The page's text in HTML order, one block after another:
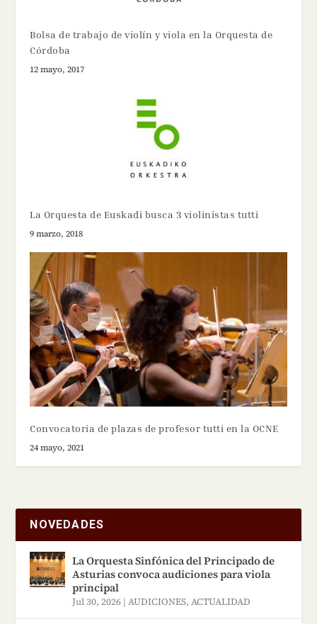
Bolsa de trabajo de violín y viola en la Orquesta de
Córdoba
12 mayo, 2017
La Orquesta de Euskadi busca 3 violinistas tutti
9 marzo, 2018
Convocatoria de plazas de profesor tutti en la OCNE
24 mayo, 2021
NOVEDADES
La Orquesta Sinfónica del Principado de
Asturias convoca audiciones para viola
principal
Jul 30, 2026 |AUDICIONES,ACTUALIDAD